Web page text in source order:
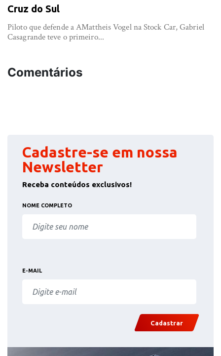
Cruz do Sul
Piloto que defende a AMattheis Vogel na Stock Car, Gabriel
Casagrande teve o primeiro...
Comentários
Cadastre-se em nossa
Newsletter
Receba conteúdos exclusivos!
NOME COMPLETO
E-MAIL
Cadastrar